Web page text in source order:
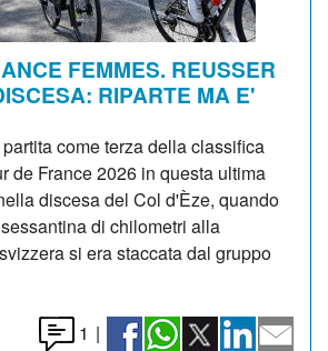
FEMMES. REUSSER
RIPARTE MA E'
come terza della classifica
de France 2026 in questa ultima
discesa del Col d'Èze, quando
di chilometri alla
si era staccata dal gruppo
1 |